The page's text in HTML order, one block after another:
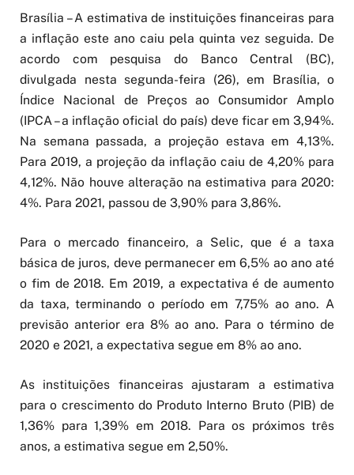
Brasília – A estimativa de instituições financeiras para
a inflação este ano caiu pela quinta vez seguida. De
acordo com pesquisa do Banco Central (BC),
divulgada nesta segunda-feira (26), em Brasília, o
Índice Nacional de Preços ao Consumidor Amplo
(IPCA – a inflação oficial do país) deve ficar em 3,94%.
Na semana passada, a projeção estava em 4,13%.
Para 2019, a projeção da inflação caiu de 4,20% para
4,12%. Não houve alteração na estimativa para 2020:
4%. Para 2021, passou de 3,90% para 3,86%.
Para o mercado financeiro, a Selic, que é a taxa
básica de juros, deve permanecer em 6,5% ao ano até
o fim de 2018. Em 2019, a expectativa é de aumento
da taxa, terminando o período em 7,75% ao ano. A
previsão anterior era 8% ao ano. Para o término de
2020 e 2021, a expectativa segue em 8% ao ano.
As instituições financeiras ajustaram a estimativa
para o crescimento do Produto Interno Bruto (PIB) de
1,36% para 1,39% em 2018. Para os próximos três
anos, a estimativa segue em 2,50%.